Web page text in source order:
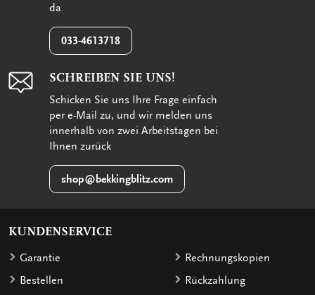
da
033-4613718
SCHREIBEN SIE UNS!
Schicken Sie uns Ihre Frage einfach
per e-Mail zu, und wir melden uns
innerhalb von zwei Arbeitstagen bei
Ihnen zurück
shop@bekkingblitz.com
KUNDENSERVICE
Garantie
Bestellen
Rechnungskopien
Rückzahlung